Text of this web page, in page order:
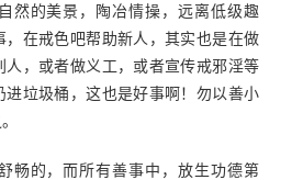
然的美景，陶冶情操，远离低级趣
，在戒色吧帮助新人，其实也是在做
，或者做义工，或者宣传戒邪淫等
垃圾桶，这也是好事啊！勿以善小
畅的，而所有善事中，放生功德第